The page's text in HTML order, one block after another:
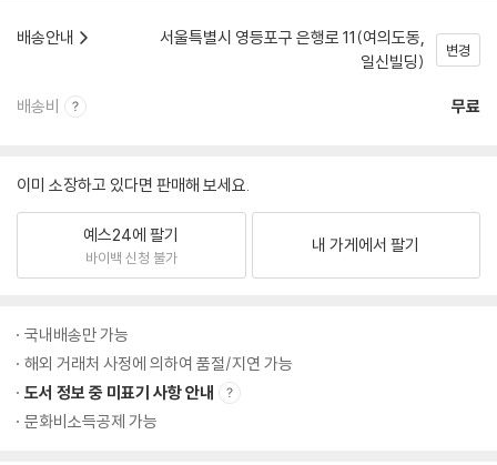
배송안내
서울특별시 영등포구 은행로 11(여의도동,
일신빌딩)
변경
배송비 무료
이미 소장하고 있다면 판매해 보세요.
예스24에 팔기
바이백 신청 불가
내 가게에서 팔기
국내배송만 가능
해외 거래처 사정에 의하여 품절/지연 가능
도서 정보 중 미표기 사항 안내
문화비소득공제 가능